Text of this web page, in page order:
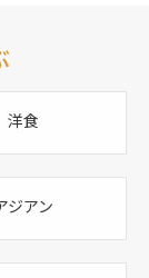
洋食
ジアン